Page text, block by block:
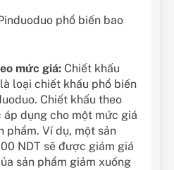
phổ biến bao
mức giá: Chiết khấu
loại chiết khấu phổ biến
Chiết khấu theo
dụng cho một mức giá
phẩm. Ví dụ, một sản
NDT sẽ được giảm giá
sản phẩm giảm xuống